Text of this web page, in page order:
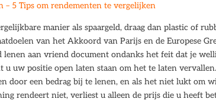
– 5 Tips om rendementen te vergelijken
manier als spaargeld, draag dan plastic of
van het Akkoord van Parijs en de Europese
lenen aan vriend document ondanks het feit dat je
u uw positie open laten staan om het te laten
door een bedrag bij te lenen, en als het niet lukt om
rendeert niet, verliest u alleen de prijs die u heeft